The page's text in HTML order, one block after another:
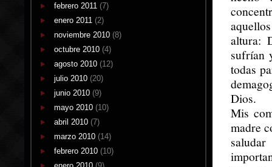
febrero 2011 (7)
enero 2011 (2)
noviembre 2010 (8)
octubre 2010 (4)
agosto 2010 (12)
julio 2010 (20)
junio 2010 (9)
mayo 2010 (10)
abril 2010 (7)
marzo 2010 (14)
febrero 2010 (10)
altura:
sufrían
todas
Dios.
Mis
madre